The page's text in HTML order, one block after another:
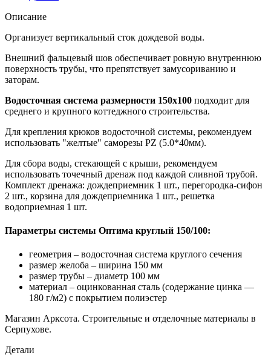
Описание
Организует вертикальный сток дождевой воды.
Внешний фальцевый шов обеспечивает ровную внутреннюю
поверхность трубы, что препятствует замусориванию и
заторам.
Водосточная система размерности 150х100 подходит для
среднего и крупного коттеджного строительства.
Для крепления крюков водосточной системы, рекомендуем
использовать "желтые" саморезы PZ (5.0*40мм).
Для сбора воды, стекающей с крыши, рекомендуем
использовать точечный дренаж под каждой сливной трубой.
Комплект дренажа: дождеприемник 1 шт., перегородка-сифон
2 шт., корзина для дождеприемника 1 шт., решетка
водоприемная 1 шт.
Параметры системы Оптима круглый 150/100:
геометрия – водосточная система круглого сечения
размер желоба – ширина 150 мм
размер трубы – диаметр 100 мм
материал – оцинкованная сталь (содержание цинка —
180 г/м2) с покрытием полиэстер
Магазин Арксота. Строительные и отделочные материалы в
Серпухове.
Детали